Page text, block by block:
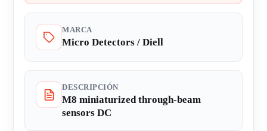
MARCA
Micro Detectors / Diell
DESCRIPCIÓN
M8 miniaturized through-beam
sensors DC